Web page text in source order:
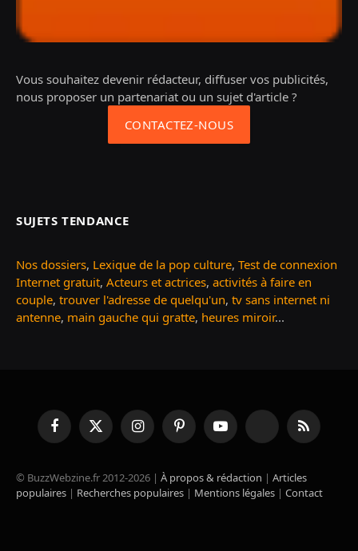
Vous souhaitez devenir rédacteur, diffuser vos publicités,
nous proposer un partenariat ou un sujet d'article ?
CONTACTEZ-NOUS
SUJETS TENDANCE
Nos dossiers, Lexique de la pop culture, Test de connexion
Internet gratuit, Acteurs et actrices, activités à faire en
couple, trouver l'adresse de quelqu'un, tv sans internet ni
antenne, main gauche qui gratte, heures miroir...
FacebookX
(Twitter)
InstagramPinterestYouTube TikTok RSS
© BuzzWebzine.fr 2012-2026 | À propos & rédaction | Articles
populaires | Recherches populaires | Mentions légales | Contact